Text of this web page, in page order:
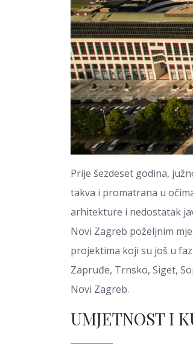
Prije šezdeset godina,
takva i promatrana u
arhitekture i nedostatak
Novi Zagreb poželjnim
projektima koji su još u
Zapruđe, Trnsko, Siget,
Novi Zagreb.
UMJETNOST I